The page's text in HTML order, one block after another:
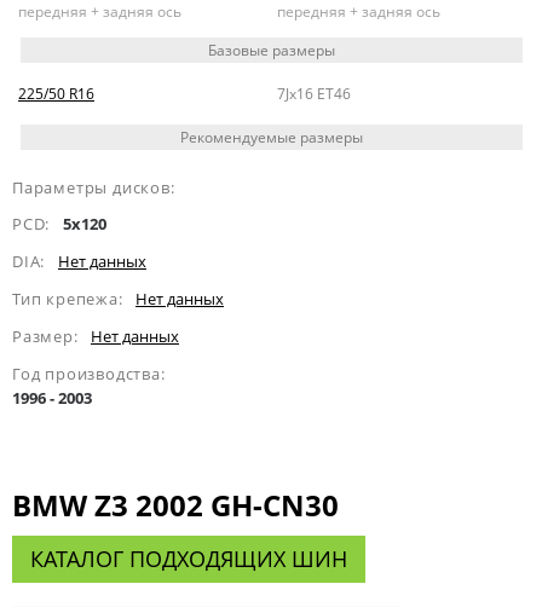
передняя + задняя ось
передняя + задняя ось
Базовые размеры
225/50 R16 7Jx16 ET46
Рекомендуемые размеры
Параметры дисков:
PCD:
5x120
DIA:
Нет данных
Тип крепежа:
Нет данных
Размер:
Нет данных
Год производства:
1996 - 2003
BMW Z3 2002 GH-CN30
КАТАЛОГ ПОДХОДЯЩИХ ШИН